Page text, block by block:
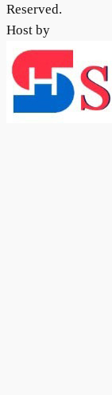
Reserved.
Host by